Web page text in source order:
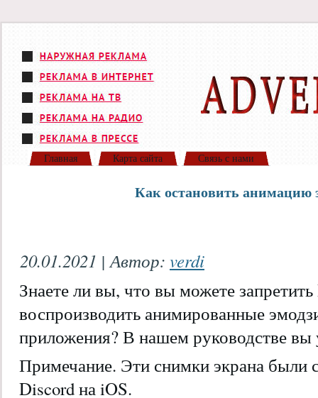
Главная Карта сайта Связь с нами
Как остановить анимацию
20.01.2021 | Автор: verdi
Знаете ли вы, что вы можете
воспроизводить анимированные
приложения? В нашем руководстве вы
Примечание. Эти снимки экрана были
Discord на iOS.